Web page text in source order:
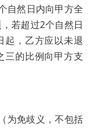
自然日内向甲方全
若超过2个自然日
起，乙方应以未退
三的比例向甲方支
为免歧义，不包括